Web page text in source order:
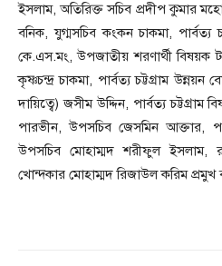
ইসলাম, অতিরিক্ত সচিব প্রদীপ কুমার
বনিক, যুগ্মসচিব কংকন চাকমা, পার্বত্য
কে.এস.মং, উপজাতীয় শরণার্থী বিষয়ক
কৃষ্ণচন্দ্র চাকমা, পার্বত্য চট্টগ্রাম উন্নয়ন
দায়িত্বে) জসীম উদ্দিন, পার্বত্য চট্টগ্রাম
পারভীন, উপসচিব জেসমিন আক্তার,
উপসচিব মোহাম্মদ শরীফুল ইসলাম,
খোন্দকার মোহাম্মদ রিজাউল করিম প্রমুখ